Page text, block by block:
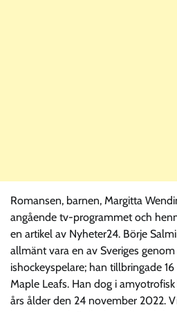
Romansen, barnen, Margitta
angående tv-programmet och
en artikel av Nyheter24. Börje
allmänt vara en av Sveriges
ishockeyspelare; han tillbringade
Maple Leafs. Han dog i
års ålder den 24 november 2022.